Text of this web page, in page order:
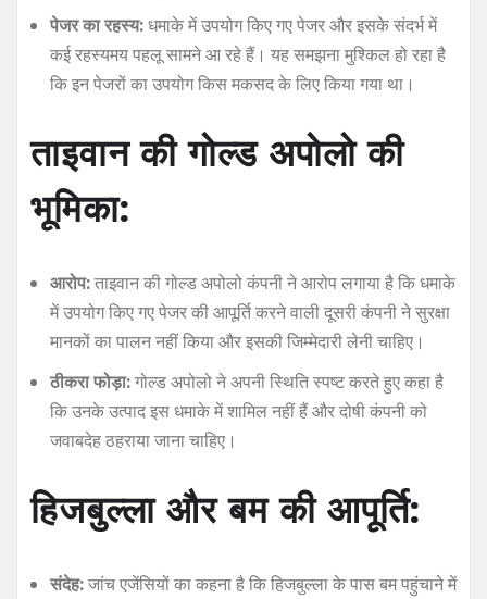
पेजर का रहस्य:धमाके में उपयोग किए गए पेजर और इसके संदर्भ में
कई रहस्यमय पहलू सामने आ रहे हैं। यह समझना मुश्किल हो रहा है
कि इन पेजरों का उपयोग किस मकसद के लिए किया गया था।
ताइवान की गोल्ड अपोलो की
भूमिका:
आरोप:ताइवान की गोल्ड अपोलो कंपनी ने आरोप लगाया है कि धमाके
में उपयोग किए गए पेजर की आपूर्ति करने वाली दूसरी कंपनी ने सुरक्षा
मानकों का पालन नहीं किया और इसकी जिम्मेदारी लेनी चाहिए।
ठीकरा फोड़ा:गोल्ड अपोलो ने अपनी स्थिति स्पष्ट करते हुए कहा है
कि उनके उत्पाद इस धमाके में शामिल नहीं हैं और दोषी कंपनी को
जवाबदेह ठहराया जाना चाहिए।
हिजबुल्ला और बम की आपूर्ति:
संदेह:जांच एजेंसियों का कहना है कि हिजबुल्ला के पास बम पहुंचाने में